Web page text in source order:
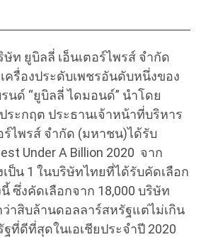
ษัท ยูบิลลี่ เอ็นเตอร์ไพรส์ จำกัด
ครื่องประดับเพชรอันดับหนึ่งของ
นด์ “ยูบิลลี่ ไดมอนด์” นำโดย
ะกฤต ประธานเจ้าหน้าที่บริหาร
ร์ไพรส์ จำกัด (มหาชน)ได้รับ
Under A Billion 2020 จาก
ป็น 1 ในบริษัทไทยที่ได้รับคัดเลือก
ซึ่งคัดเลือกจาก 18,000 บริษัท
าสิบล้านดอลลาร์สหรัฐแต่ไม่เกิน
ที่ดีที่สุดในเอเชียประจำปี 2020